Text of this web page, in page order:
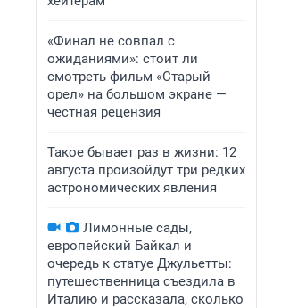
«Финал не совпал с
ожиданиями»: стоит ли
смотреть фильм «Старый
орел» на большом экране —
честная рецензия
Такое бывает раз в жизни: 12
августа произойдут три редких
астрономических явления
Лимонные сады,
европейский Байкал и
очередь к статуе Джульетты:
путешественница съездила в
Италию и рассказала, сколько